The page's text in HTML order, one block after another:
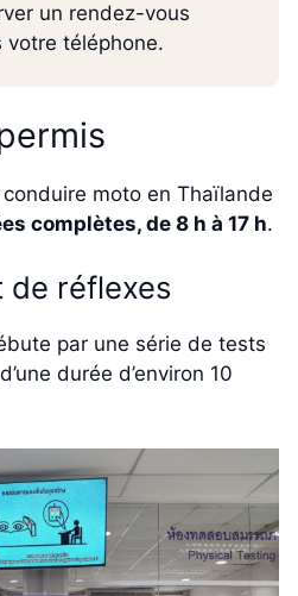
un rendez-vous
téléphone.
moto en Thaïlande
complètes, de 8 h à 17 h.
de réflexes
par une série de tests
durée d’environ 10